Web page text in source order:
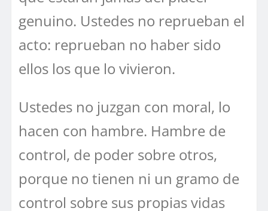
genuino. Ustedes no reprueban el
acto: reprueban no haber sido
ellos los que lo vivieron.
Ustedes no juzgan con moral, lo
hacen con hambre. Hambre de
control, de poder sobre otros,
porque no tienen ni un gramo de
control sobre sus propias vidas